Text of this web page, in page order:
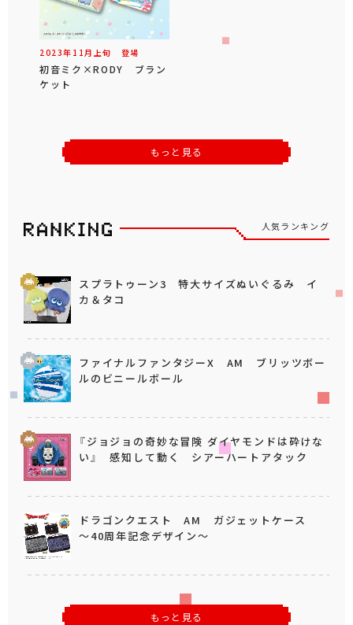
2023年 11 月 上旬 登場
初音ミク×RODY ブラン
ケット
もっと見る
人気ランキング
スプラトゥーン3 特大サイズぬいぐるみ イ
カ＆タコ
ファイナルファンタジーX AM ブリッツボー
ルのビニールボール
『ジョジョの奇妙な冒険 ダイヤモンドは砕けな
い』 感知して動く シアーハートアタック
ドラゴンクエスト AM ガジェットケース
～40周年記念デザイン～
もっと見る